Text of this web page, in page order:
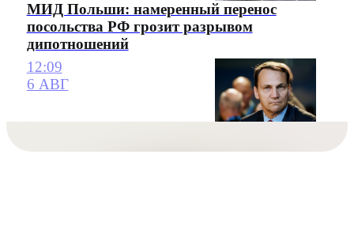
МИД Польши: намеренный перенос
посольства РФ грозит разрывом
дипотношений
12:09
6 АВГ